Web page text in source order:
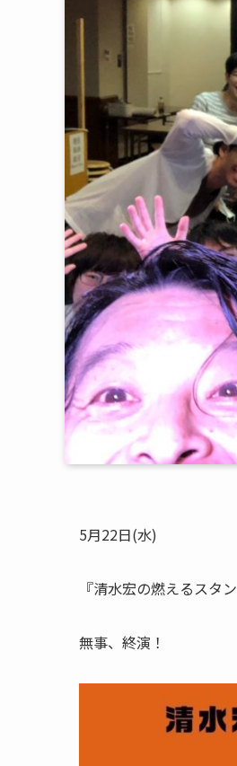
5月22日(水)
『清水宏の燃えるスタ
無事、終演！